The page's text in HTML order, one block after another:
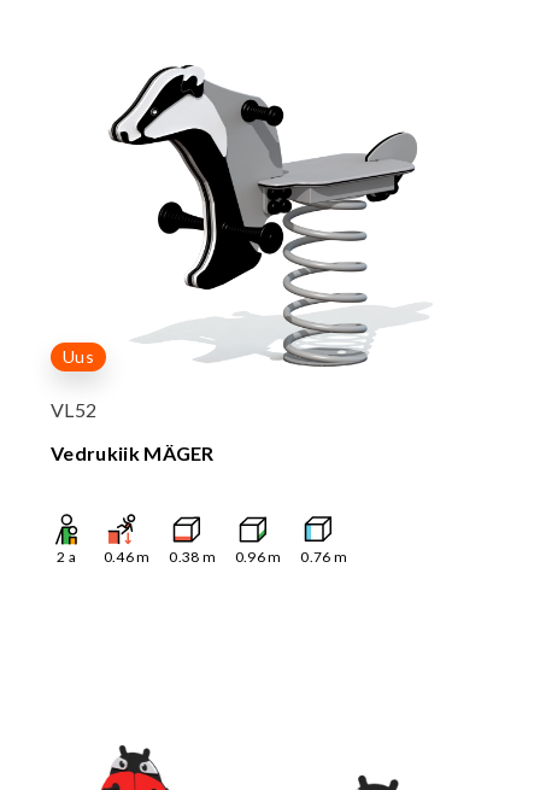
Uus
VL52
Vedrukiik MÄGER
2 a 0.46m 0.38 m 0.96m 0.76 m